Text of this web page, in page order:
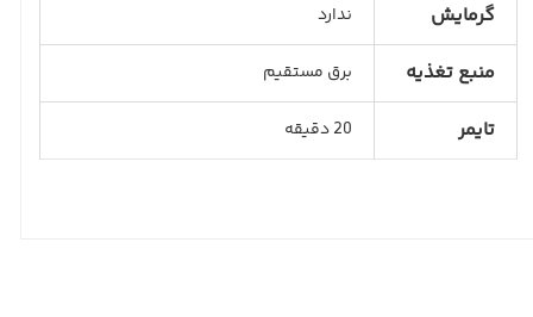
گرمایش ندارد
منبع تغذیه برق مستقیم
تایمر 20 دقیقه